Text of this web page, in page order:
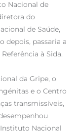
Nacional de
do
de Saúde,
depois, passaria a
à Sida.
da Gripe, o
e o Centro
transmissíveis,
Nacional